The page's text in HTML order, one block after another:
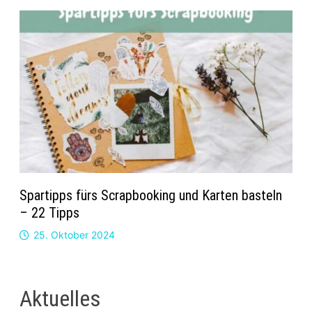
Spartipps fürs Scrapbooking und Karten basteln
– 22 Tipps
25. Oktober 2024
Aktuelles